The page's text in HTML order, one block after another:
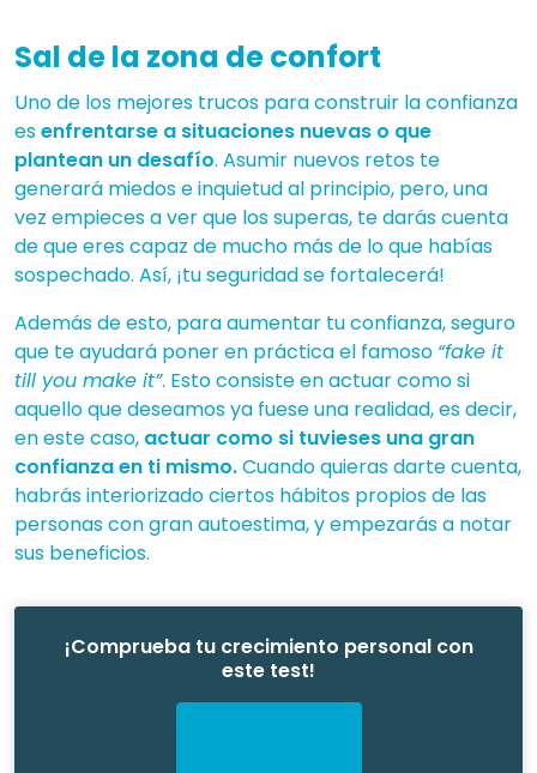
Sal de la zona de confort
Uno de los mejores trucos para construir la confianza
esenfrentarse a situaciones nuevas o que
plantean un desafío. Asumir nuevos retos te
generará miedos e inquietud al principio, pero, una
vez empieces a ver que los superas, te darás cuenta
de que eres capaz de mucho más de lo que habías
sospechado. Así, ¡tu seguridad se fortalecerá!
Además de esto, para aumentar tu confianza, seguro
que te ayudará poner en práctica el famoso “fake it
till you make it”. Esto consiste en actuar como si
aquello que deseamos ya fuese una realidad, es decir,
en este caso, actuar como si tuvieses una gran
confianza en ti mismo.Cuando quieras darte cuenta,
habrás interiorizado ciertos hábitos propios de las
personas con gran autoestima, y empezarás a notar
sus beneficios.
¡Comprueba tu crecimiento personal con
este test!